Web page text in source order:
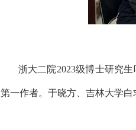
浙大二院2023级博士研究
第一作者。于晓方、吉林大学白